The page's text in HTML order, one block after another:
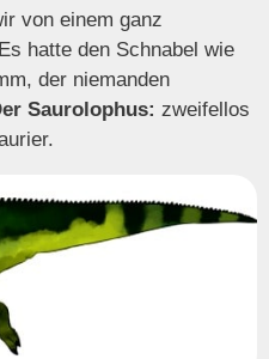
von einem ganz
hatte den Schnabel wie
der niemanden
Saurolophus: zweifellos